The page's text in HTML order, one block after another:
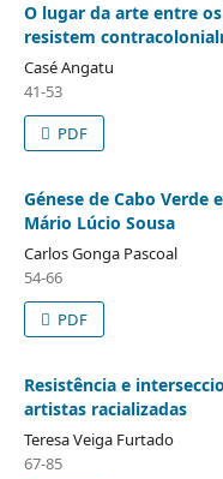
O lugar da arte entre
resistem
Casé Angatu
41-53
PDF
Génese de Cabo
Mário Lúcio Sousa
Carlos Gonga Pascoal
54-66
PDF
Resistência e
artistas racializadas
Teresa Veiga Furtado
67-85